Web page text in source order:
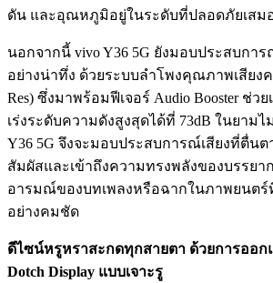
ดัน และอุณหภูมิอยู่ในระดับที่ปลอดภัยเสม
นอกจากนี้ vivo Y36 5G ยังมอบประสบกา
อย่างน่าทึ่ง ด้วยระบบลำโพงคุณภาพเสียง
Res) ซึ่งมาพร้อมฟีเจอร์ Audio Booster ช่วย
เร่งระดับความดังสูงสุดได้ที่ 73dB ในยาม
Y36 5G จึงจะมอบประสบการณ์เสียงที่ตื่นต
สัมผัสและเข้าถึงความทรงพลังของบรรยา
อารมณ์ของบทเพลงหรือฉากในภาพยนต
อย่างคมชัด
ดีไซน์หรูหราสะกดทุกสายตา ด้วยการออก
Dotch Display แบบเจาะรู